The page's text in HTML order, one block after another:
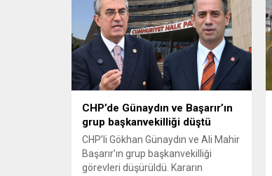
harcamalarını geride bıraktı ve son
23 yılın zirvesine çıktı. Türkiye’de
yaşanan yüksek enflasyon ve hız
kazanan kira artışları, düşük...
CHP’de Günaydın ve Başarır’ın
grup başkanvekilliği düştü
CHP’li Gökhan Günaydın ve Ali Mahir
Başarır’ın grup başkanvekilliği
görevleri düşürüldü. Kararın